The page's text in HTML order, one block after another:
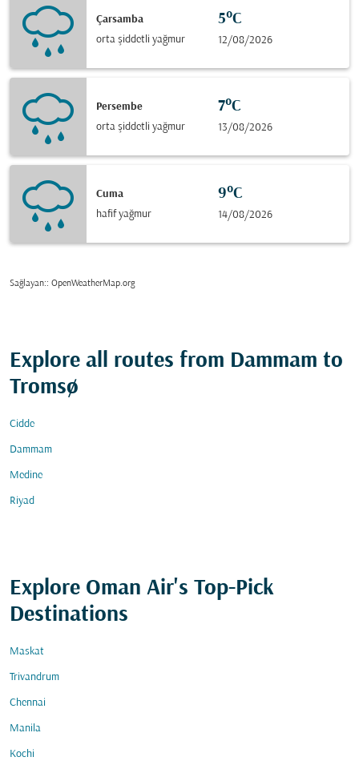
Çarsamba
orta şiddetli yağmur
5°C
12/08/2026
Persembe
orta şiddetli yağmur
7°C
13/08/2026
Cuma
hafif yağmur
9°C
14/08/2026
Sağlayan:: OpenWeatherMap.org
Explore all routes from Dammam to
Tromsø
Cidde
Dammam
Medine
Riyad
Explore Oman Air's Top-Pick
Destinations
Maskat
Trivandrum
Chennai
Manila
Kochi